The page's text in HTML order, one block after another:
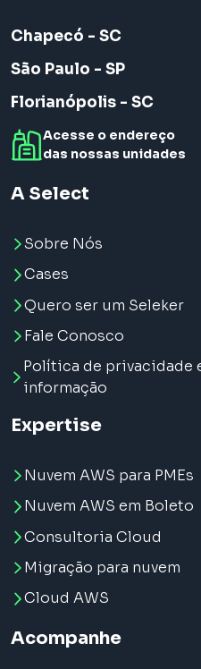
Chapecó - SC
São Paulo - SP
Florianópolis - SC
Acesse o endereço
das nossas unidades
A Select
Sobre Nós
Cases
Quero ser um Seleker
Fale Conosco
Política de privacidade
informação
Expertise
Nuvem AWS para PMEs
Nuvem AWS em Boleto
Consultoria Cloud
Migração para nuvem
Cloud AWS
Acompanhe